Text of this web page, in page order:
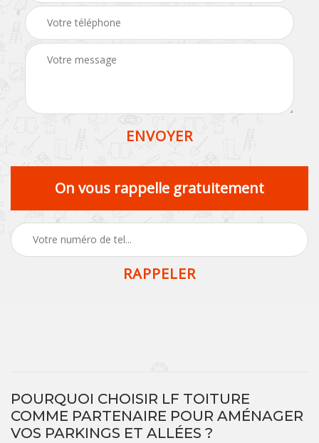
On vous rappelle gratuitement
POURQUOI CHOISIR LF TOITURE
COMME PARTENAIRE POUR AMÉNAGER
VOS PARKINGS ET ALLÉES ?